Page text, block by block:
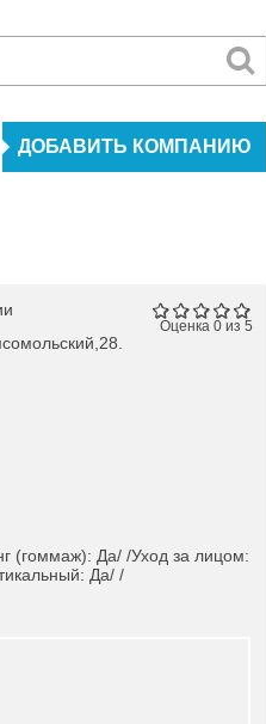
ДОБАВИТЬ КОМПАНИЮ
Оценка 0 из 5
(гоммаж): Да/ /Уход за лицом:
Да/ /